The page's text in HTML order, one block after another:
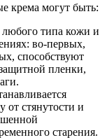
крема могут быть:
типа кожи и
во-первых,
способствуют
пленки,
от стянутости и
старения.